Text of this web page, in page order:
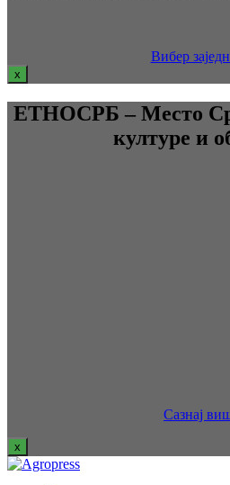
Вибер
x
ЕТНОСРБ – Место
културе и
Сазнај
x